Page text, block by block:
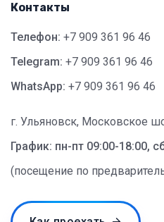
Контакты
Телефон: +7 909 361 96 46
Telegram: +7 909 361 96 46
WhatsApp: +7 909 361 96 46
г. Ульяновск, Московское
График: пн-пт 09:00-18:00,
(посещение по